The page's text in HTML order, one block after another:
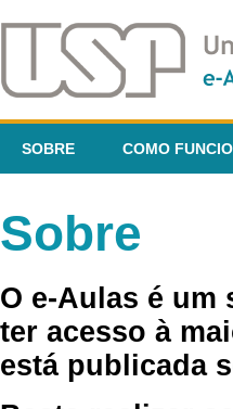
SOBRE COMO
Sobre
O e-Aulas é um
ter acesso à
está publicada